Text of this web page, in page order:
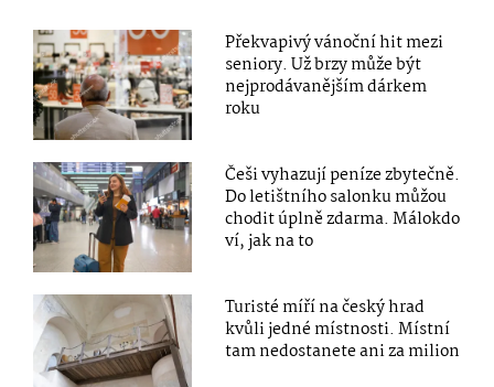
Překvapivý vánoční hit mezi
seniory. Už brzy může být
nejprodávanějším dárkem
roku
Češi vyhazují peníze zbytečně.
Do letištního salonku můžou
chodit úplně zdarma. Málokdo
ví, jak na to
Turisté míří na český hrad
kvůli jedné místnosti. Místní
tam nedostanete ani za milion